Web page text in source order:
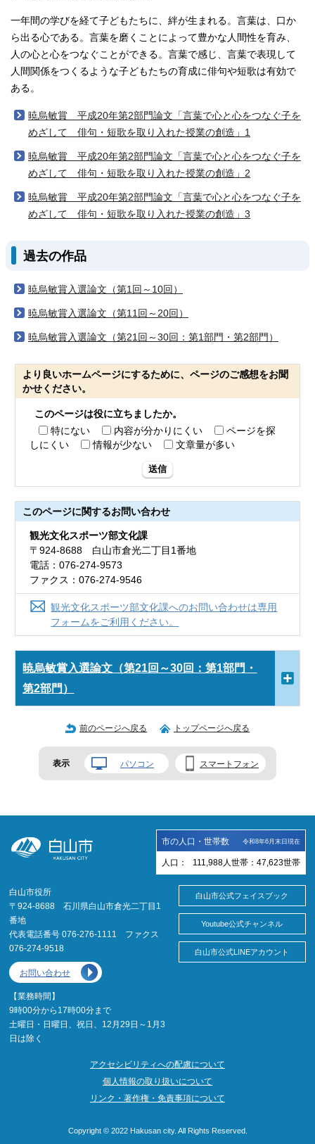
一年間の学びを経て子どもたちに、絆が生まれる。言葉は、口か
ら出る心である。言葉を磨くことによって豊かな人間性を育み、
人の心と心をつなぐことができる。言葉で感じ、言葉で表現して
人間関係をつくるような子どもたちの育成に俳句や短歌は有効で
ある。
暁烏敏賞 平成20年第2部門論文「言葉で心と心をつなぐ子を
めざして 俳句・短歌を取り入れた授業の創造」1
暁烏敏賞 平成20年第2部門論文「言葉で心と心をつなぐ子を
めざして 俳句・短歌を取り入れた授業の創造」2
暁烏敏賞 平成20年第2部門論文「言葉で心と心をつなぐ子を
めざして 俳句・短歌を取り入れた授業の創造」3
過去の作品
暁烏敏賞入選論文（第1回～10回）
暁烏敏賞入選論文（第11回～20回）
暁烏敏賞入選論文（第21回～30回：第1部門・第2部門）
より良いホームページにするために、ページのご感想をお聞
かせください。
このページは役に立ちましたか。
特にない
内容が分かりにくい
ページを探
しにくい
情報が少ない 文章量が多い
送信
このページに関するお問い合わせ
観光文化スポーツ部文化課
〒924-8688 白山市倉光二丁目1番地
電話：076-274-9573
ファクス：076-274-9546
観光文化スポーツ部文化課へのお問い合わせは専用
フォームをご利用ください。
暁烏敏賞入選論文（第21回～30回：第1部門・
第2部門）
前のページへ戻る トップページへ戻る
表示 パソコン スマートフォン
市の人口・世帯数 令和8年6月末日現在
人口： 111,988 人 世帯： 47,623世帯
白山市役所
〒924-8688 石川県白山市倉光二丁目1
番地
代表電話番号 076-276-1111 ファクス
076-274-9518
お問い合わせ
【業務時間】
9時00分から17時00分まで
土曜日・日曜日、祝日、12月29日～1月3
日は除く
白山市公式フェイスブック
Youtube公式チャンネル
白山市公式LINEアカウント
アクセシビリティへの配慮について
個人情報の取り扱いについて
リンク・著作権・免責事項について
Copyright © 2022 Hakusan city. All Rights Reserved.